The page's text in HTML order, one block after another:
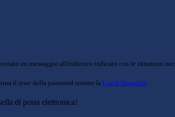
un messaggio all'indirizzo indicato con le istruzioni
il reset della password tramite la Login Spaggiari
di posta elettronica!